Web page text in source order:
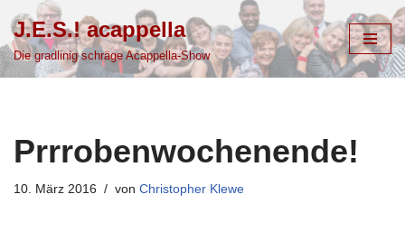
Zum
Inhalt
J.E.S.! acappella
Die gradlinig schräge Acappella-Show
Prrrobenwochenende!
10. März 2016 von Christopher Klewe